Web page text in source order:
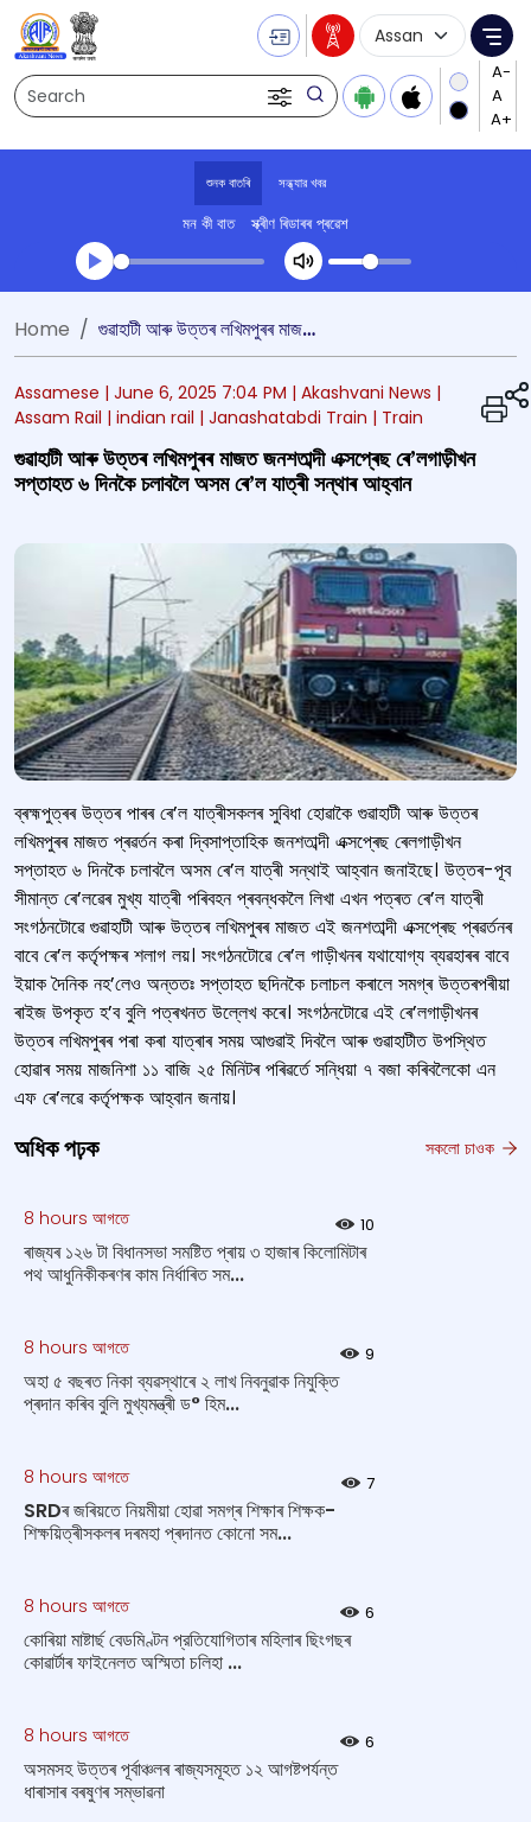
Search
Language
শুনক বাতৰি সন্ধ্যার খবর
মন কী বাত স্ক্ৰীণ ৰিডাৰৰ প্ৰৱেশ
Transcript summary
খেলা অডিঅ' সন্ধ্যার খবর
Home গুৱাহাটী আৰু উত্তৰ লখিমপুৰৰ মাজত জনশতাব্দী এক্সপ্ৰেছ ৰে’লগাড়ীখন সপ্তাহত ৬ দিনকৈ চলাবলৈ অসম ৰে’ল যাত্ৰী সন্থাৰ আহ্বান
Assamese | June 6, 2025 7:04 PM | Akashvani News |
Assam Rail | indian rail | Janashatabdi Train | Train
গুৱাহাটী আৰু উত্তৰ লখিমপুৰৰ মাজত জনশতাব্দী এক্সপ্ৰেছ ৰে’লগাড়ীখন
সপ্তাহত ৬ দিনকৈ চলাবলৈ অসম ৰে’ল যাত্ৰী সন্থাৰ আহ্বান
ব্ৰহ্মপুত্ৰৰ উত্তৰ পাৰৰ ৰে’ল যাত্ৰীসকলৰ সুবিধা হোৱাকৈ গুৱাহাটী আৰু উত্তৰ
লখিমপুৰৰ মাজত প্ৰৱৰ্তন কৰা দ্বিসাপ্তাহিক জনশতাব্দী এক্সপ্ৰেছ ৰেলগাড়ীখন
সপ্তাহত ৬ দিনকৈ চলাবলৈ অসম ৰে’ল যাত্ৰী সন্থাই আহ্বান জনাইছে। উত্তৰ-পূব
সীমান্ত ৰে’লৱেৰ মুখ্য যাত্ৰী পৰিবহন প্ৰবন্ধকলৈ লিখা এখন পত্ৰত ৰে’ল যাত্ৰী
সংগঠনটোৱে গুৱাহাটী আৰু উত্তৰ লখিমপুৰৰ মাজত এই জনশতাব্দী এক্সপ্ৰেছ প্ৰৱৰ্তনৰ
বাবে ৰে’ল কৰ্তৃপক্ষৰ শলাগ লয়। সংগঠনটোৱে ৰে’ল গাড়ীখনৰ যথাযোগ্য ব্যৱহাৰৰ বাবে
ইয়াক দৈনিক নহ’লেও অন্ততঃ সপ্তাহত ছদিনকৈ চলাচল কৰালে সমগ্ৰ উত্তৰপৰীয়া
ৰাইজ উপকৃত হ’ব বুলি পত্ৰখনত উল্লেখ কৰে। সংগঠনটোৱে এই ৰে’লগাড়ীখনৰ
উত্তৰ লখিমপুৰৰ পৰা কৰা যাত্ৰাৰ সময় আগুৱাই দিবলৈ আৰু গুৱাহাটীত উপস্থিত
হোৱাৰ সময় মাজনিশা ১১ বাজি ২৫ মিনিটৰ পৰিৱৰ্তে সন্ধিয়া ৭ বজা কৰিবলৈকো এন
এফ ৰে’লৱে কৰ্তৃপক্ষক আহ্বান জনায়।
অধিক পঢ়ক সকলো চাওক
8 hours আগতে 10
ৰাজ্যৰ ১২৬ টা বিধানসভা সমষ্টিত প্ৰায় ৩ হাজাৰ কিলোমিটাৰ
পথ আধুনিকীকৰণৰ কাম নিৰ্ধাৰিত সম...
8 hours আগতে 9
অহা ৫ বছৰত নিকা ব্যৱস্থাৰে ২ লাখ নিবনুৱাক নিযুক্তি
প্ৰদান কৰিব বুলি মুখ্যমন্ত্ৰী ড° হিম...
8 hours আগতে 7
SRDৰ জৰিয়তে নিয়মীয়া হোৱা সমগ্ৰ শিক্ষাৰ শিক্ষক-
শিক্ষয়িত্ৰীসকলৰ দৰমহা প্ৰদানত কোনো সম...
8 hours আগতে 6
কোৰিয়া মাষ্টাৰ্ছ বেডমিণ্টন প্রতিযোগিতাৰ মহিলাৰ ছিংগছৰ
কোৱাৰ্টাৰ ফাইনেলত অস্মিতা চলিহা ...
8 hours আগতে 6
অসমসহ উত্তৰ পূৰ্বাঞ্চলৰ ৰাজ্যসমূহত ১২ আগষ্টপর্যন্ত
ধাৰাসাৰ বৰষুণৰ সম্ভাৱনা